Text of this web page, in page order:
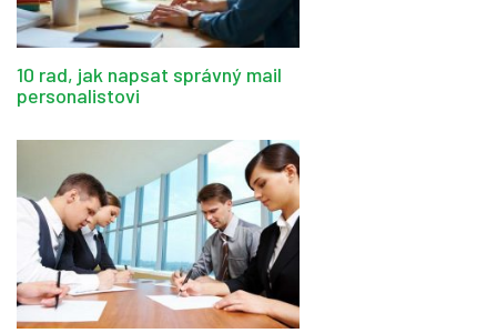
10 rad, jak napsat správný mail
personalistovi